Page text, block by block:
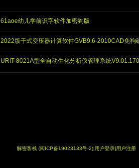
61aoe幼儿学前识字软件加密狗版
2022版干式变压器计算软件GVB9.6-2010CAD免狗
URIT-8021A型全自动生化分析仪管理系统
解密客栈 (闽ICP备19023133号-2)|用户登录|用户注册